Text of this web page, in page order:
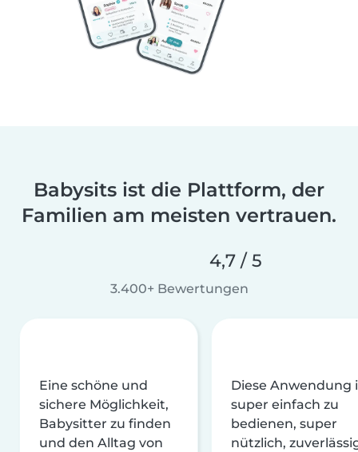
Babysits ist die Plattform, der
Familien am meisten vertrauen.
4,7 / 5
3.400+ Bewertungen
Eine schöne und
sichere Möglichkeit,
Babysitter zu finden
und den Alltag von
Diese Anwendung
super einfach zu
bedienen, super
nützlich,